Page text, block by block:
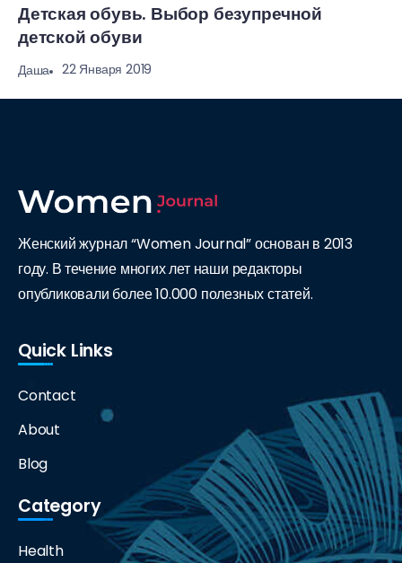
Детская обувь. Выбор безупречной
детской обуви
Даша 22 Января 2019
Женский журнал “Women Journal” основан в 2013
году. В течение многих лет наши редакторы
опубликовали более 10.000 полезных статей.
Quick Links
Contact
About
Blog
Category
Health